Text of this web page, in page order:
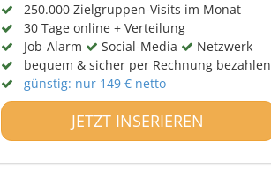
250.000 Zielgruppen-Visits im Monat
30 Tage online + Verteilung
Job-Alarm
Social-Media
Netzwerk
bequem & sicher per Rechnung bezahlen
günstig: nur 149 € netto
JETZT INSERIEREN